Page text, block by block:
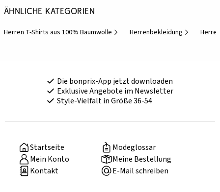
Ähnliche Kategorien
Herren T-Shirts aus 100% Baumwolle Herrenbekleidung
Die bonprix-App jetzt downloaden
Exklusive Angebote im Newsletter
Style-Vielfalt in Größe 36-54
Startseite
Modeglossar
Mein Konto
Meine Bestellung
Kontakt
E-Mail schreiben